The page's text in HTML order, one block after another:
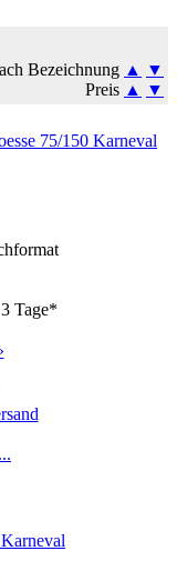
Bezeichnung ▲
▼
Preis ▲ ▼
Tage*